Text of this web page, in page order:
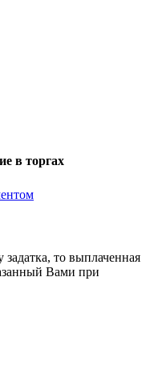
в торгах
то выплаченная
Вами при